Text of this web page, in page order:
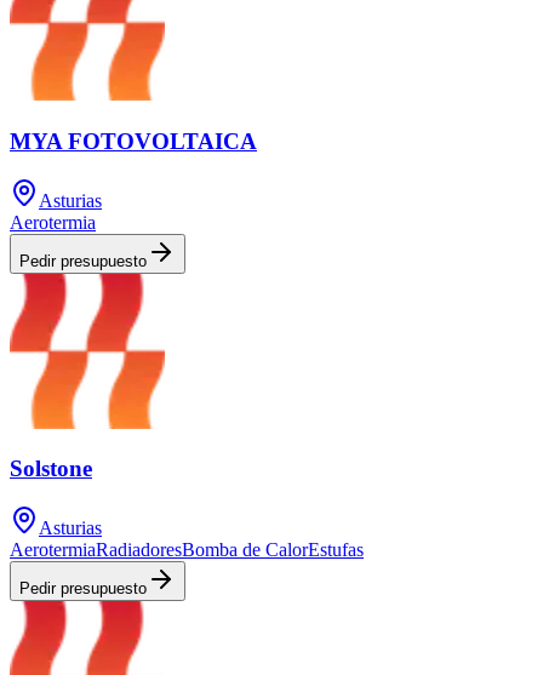
MYA FOTOVOLTAICA
Asturias
Aerotermia
Pedir presupuesto
Solstone
Asturias
AerotermiaRadiadoresBomba de CalorEstufas
Pedir presupuesto